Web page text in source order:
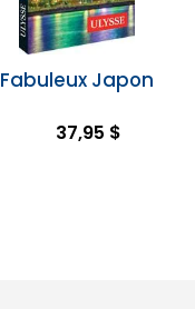
Fabuleux Japon
37,95 $